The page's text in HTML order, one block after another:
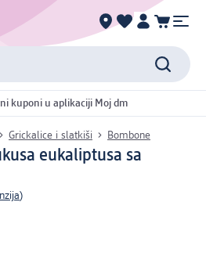
kuponi u aplikaciji Moj dm
Grickalice i slatkiši Bombone
eukaliptusa sa
)